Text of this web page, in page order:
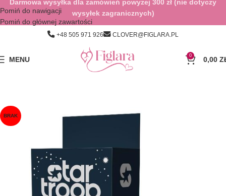
Pomiń do nawigacji
Pomiń do głównej zawartości
+48 505 971 926 CLOVER@FIGLARA.PL
MENU 0 0,00
BRAK
Darmowa wysyłka dla zamówień powyżej 300 zł (nie dotyczy
wysyłek zagranicznych)